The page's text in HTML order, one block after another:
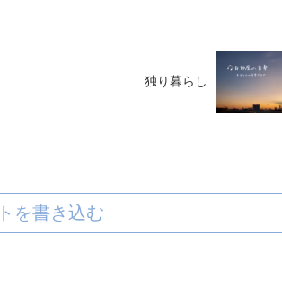
独り暮らし
を書き込む